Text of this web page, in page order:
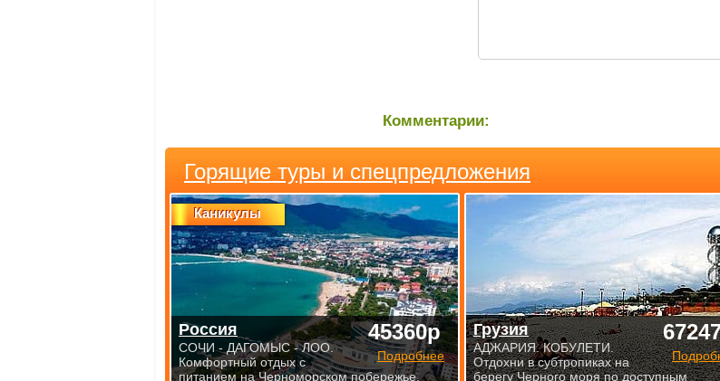
Комментарии:
Горящие туры и спецпредложения
Каникулы
45360р
Подробнее
Россия
СОЧИ - ДАГОМЫС - ЛОО.
Комфортный отдых с
питанием на Черноморском побережье.
Грузия
АДЖАРИЯ. КОБУЛЕТИ.
Отдохни в субтропиках на
берегу Черного моря по доступным